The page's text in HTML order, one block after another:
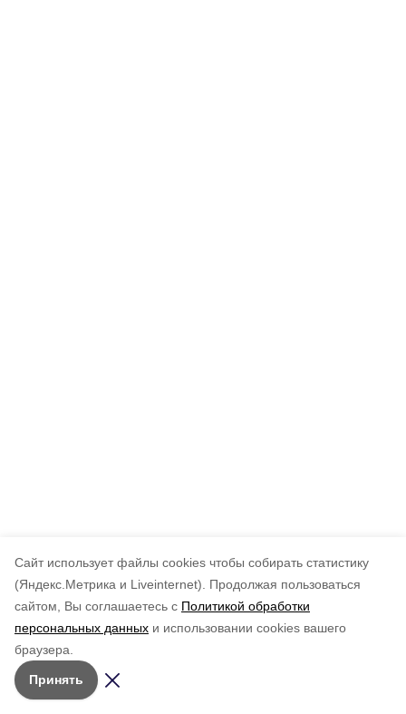
Cайт использует файлы cookies чтобы собирать статистику
(Яндекс.Метрика и Liveinternet).
Продолжая пользоваться
сайтом, Вы соглашаетесь с Политикой обработки
персональных данных и использовании cookies вашего
браузера.
Принять
Подписывайтесь на наш Telegram
канал
Рассказываем о главном в районе. Самая актуальная
и достоверная информация!